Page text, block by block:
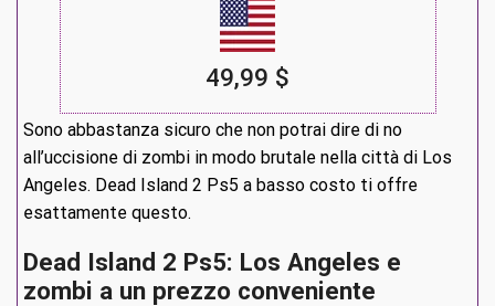
49,99 $
Sono abbastanza sicuro che non potrai dire di no
all’uccisione di zombi in modo brutale nella città di Los
Angeles. Dead Island 2 Ps5 a basso costo ti offre
esattamente questo.
Dead Island 2 Ps5: Los Angeles e
zombi a un prezzo conveniente